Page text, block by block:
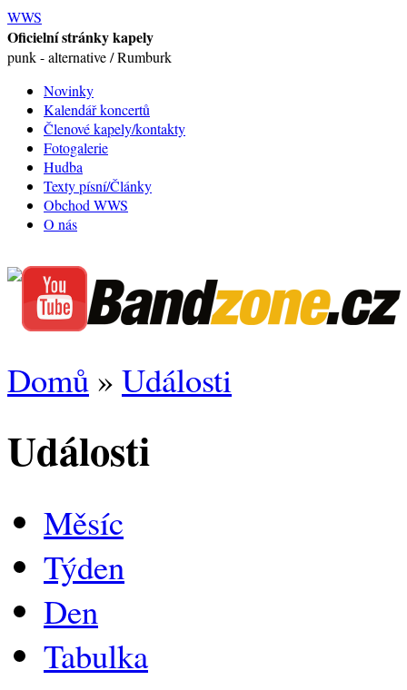
WWS
Oficielní stránky kapely
punk - alternative / Rumburk
Novinky
Kalendář koncertů
Členové kapely/kontakty
Fotogalerie
Hudba
Texty písní/Články
Obchod WWS
O nás
Domů » Události
Události
Měsíc
Týden
Den
Tabulka